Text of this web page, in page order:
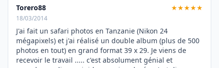
Torero88 ★★★★★
18/03/2014
J'ai fait un safari photos en Tanzanie (Nikon 24
mégapixels) et j'ai réalisé un double album (plus de 500
photos en tout) en grand format 39 x 29. Je viens de
recevoir le travail ..... c'est absolument génial et